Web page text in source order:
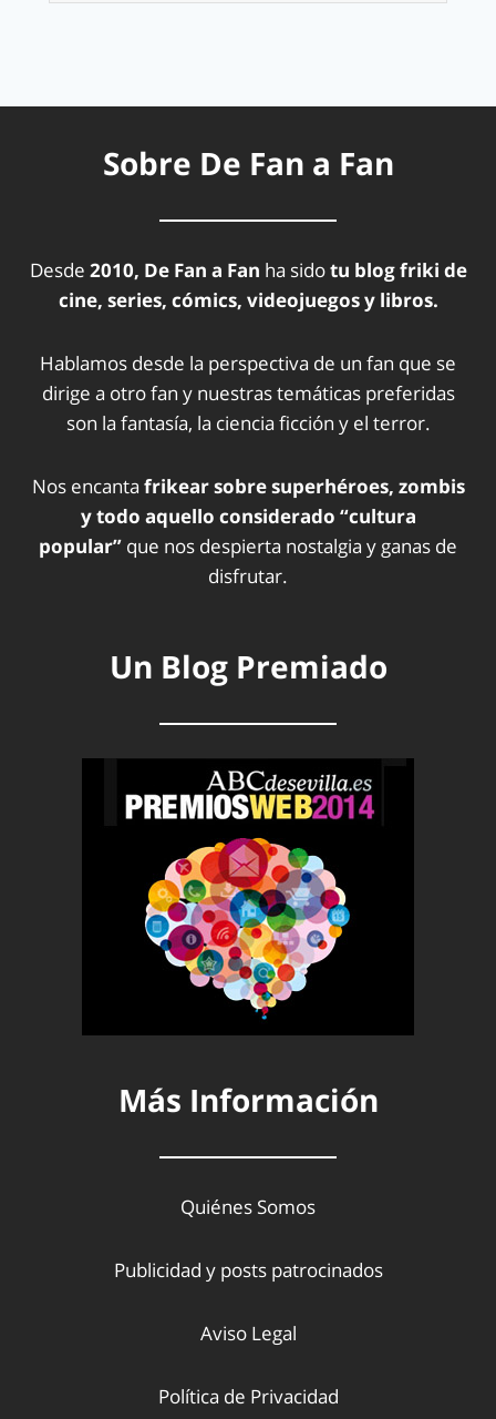
Sobre De Fan a Fan
Desde 2010, De Fan a Fan ha sidotu blog friki de
cine, series, cómics, videojuegos y libros.
Hablamos desde la perspectiva de un fan que se
dirige a otro fan y nuestras temáticas preferidas
son la fantasía, la ciencia ficción y el terror.
Nos encanta frikear sobre superhéroes, zombis
y todo aquello considerado “cultura
popular” que nos despierta nostalgia y ganas de
disfrutar.
Un Blog Premiado
Más Información
Quiénes Somos
Publicidad y posts patrocinados
Aviso Legal
Política de Privacidad